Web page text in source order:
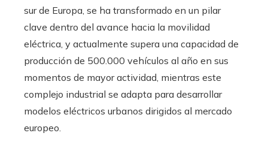
sur de Europa, se ha transformado en un pilar
clave dentro del avance hacia la movilidad
eléctrica, y actualmente supera una capacidad de
producción de 500.000 vehículos al año en sus
momentos de mayor actividad, mientras este
complejo industrial se adapta para desarrollar
modelos eléctricos urbanos dirigidos al mercado
europeo.